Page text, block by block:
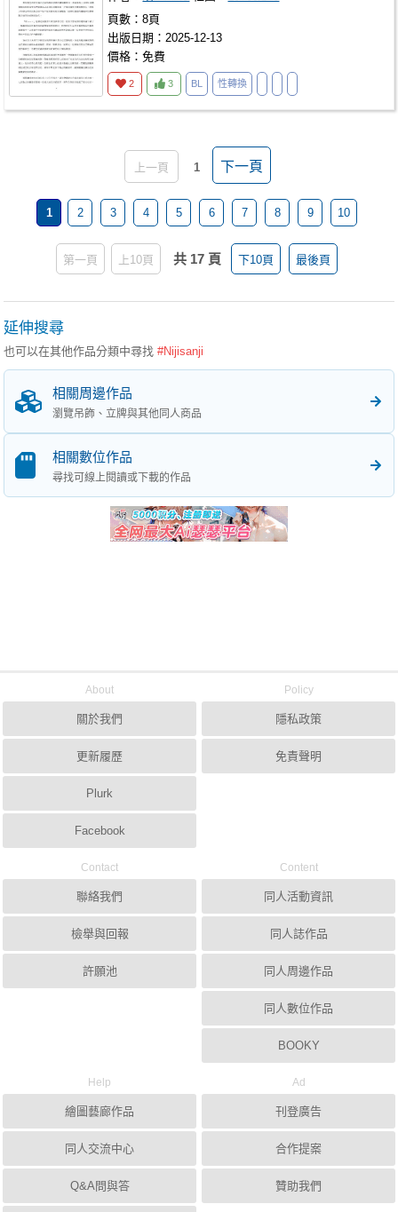
頁數：8頁
出版日期：2025-12-13
價格：免費
2 3 BL 性轉換
上一頁 1 下一頁
1 2 3 4 5 6 7 8 9 10
第一頁 上10頁 共 17 頁 下10頁 最後頁
延伸搜尋
也可以在其他作品分類中尋找#Nijisanji
相關周邊作品
瀏覽吊飾、立牌與其他同人商品
相關數位作品
尋找可線上閱讀或下載的作品
About
關於我們
更新履歷
Plurk
Facebook
Policy
隱私政策
免責聲明
Contact
聯絡我們
檢舉與回報
許願池
Content
同人活動資訊
同人誌作品
同人周邊作品
同人數位作品
BOOKY
Help
繪圖藝廊作品
同人交流中心
Q&A問與答
Ad
刊登廣告
合作提案
贊助我們